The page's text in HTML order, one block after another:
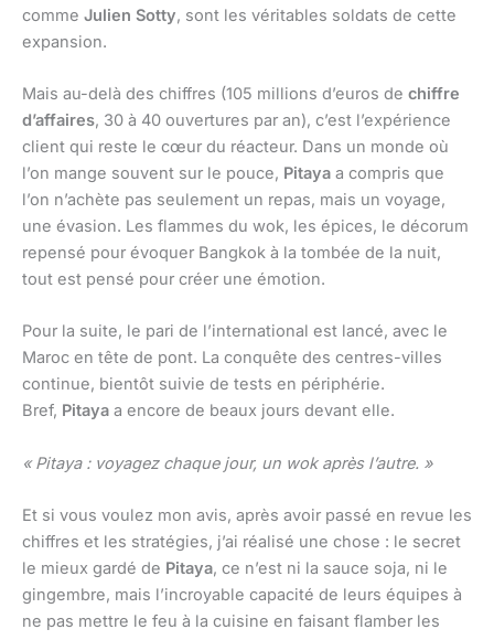
comme Julien Sotty, sont les véritables soldats de cette
expansion.
Mais au-delà des chiffres (105 millions d’euros de chiffre
d’affaires, 30 à 40 ouvertures par an), c’est l’expérience
client qui reste le cœur du réacteur. Dans un monde où
l’on mange souvent sur le pouce, Pitaya a compris que
l’on n’achète pas seulement un repas, mais un voyage,
une évasion. Les flammes du wok, les épices, le décorum
repensé pour évoquer Bangkok à la tombée de la nuit,
tout est pensé pour créer une émotion.
Pour la suite, le pari de l’international est lancé, avec le
Maroc en tête de pont. La conquête des centres-villes
continue, bientôt suivie de tests en périphérie.
Bref, Pitaya a encore de beaux jours devant elle.
« Pitaya : voyagez chaque jour, un wok après l’autre. »
Et si vous voulez mon avis, après avoir passé en revue les
chiffres et les stratégies, j’ai réalisé une chose : le secret
le mieux gardé de Pitaya, ce n’est ni la sauce soja, ni le
gingembre, mais l’incroyable capacité de leurs équipes à
ne pas mettre le feu à la cuisine en faisant flamber les